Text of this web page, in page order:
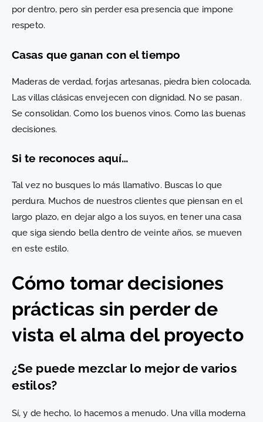
por dentro, pero sin perder esa presencia que impone
respeto.
Casas que ganan con el tiempo
Maderas de verdad, forjas artesanas, piedra bien colocada.
Las villas clásicas envejecen con dignidad. No se pasan.
Se consolidan. Como los buenos vinos. Como las buenas
decisiones.
Si te reconoces aquí…
Tal vez no busques lo más llamativo. Buscas lo que
perdura. Muchos de nuestros clientes que piensan en el
largo plazo, en dejar algo a los suyos, en tener una casa
que siga siendo bella dentro de veinte años, se mueven
en este estilo.
Cómo tomar decisiones
prácticas sin perder de
vista el alma del proyecto
¿Se puede mezclar lo mejor de varios
estilos?
Sí, y de hecho, lo hacemos a menudo. Una villa moderna